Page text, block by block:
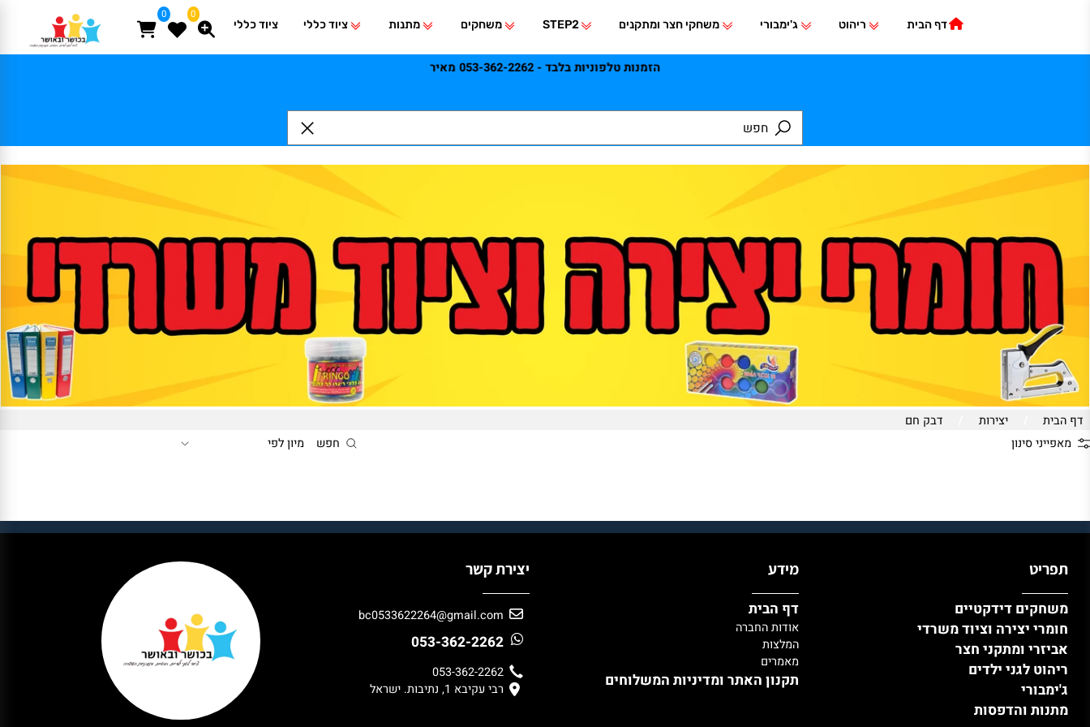
הזמנות טלפוניות בלבד - 053-362-2262 מאיר
0
0
דף הבית
ריהוט ג'ימבורי משחקי חצר ומתקנים STEP2 משחקים מתנות ציוד כללי ציוד כללי
/ יצירות
דידקטיים
יצירה וציוד משרדי
ומתקני חצר
לגני ילדים
דף הבית
אודות החברה
המלצות
מאמרים
יצירת קשר
bc0533622264@gmail.com
053-362-2262
053-362-2262